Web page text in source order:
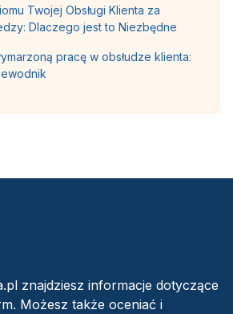
Twojej Obsługi Klienta za
Dlaczego jest to Niezbędne
pracę w obsłudze klienta:
znajdziesz informacje dotyczące
Możesz także oceniać i